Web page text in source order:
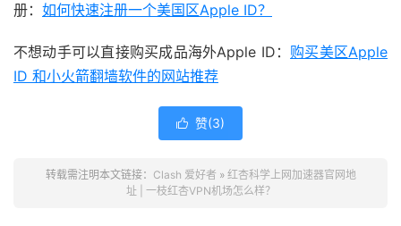
册： 如何快速注册一个美国区Apple ID？
不想动手可以直接购买成品海外Apple ID： 购买美区Apple
ID 和小火箭翻墙软件的网站推荐
 赞(3)
转载需注明本文链接： Clash 爱好者 » 红杏科学上网加速器官网地
址 | 一枝红杏VPN机场怎么样？